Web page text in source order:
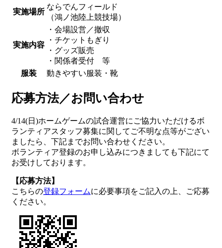
実施場所
ならでんフィールド
（鴻ノ池陸上競技場）
実施内容
・会場設営／撤収
・チケットもぎり
・グッズ販売
・関係者受付 等
服装
動きやすい服装・靴
応募方法／お問い合わせ
4/14(日)ホームゲームの試合運営にご協力いただけるボ
ランティアスタッフ募集に関してご不明な点等がござい
ましたら、下記までお問い合わせください。
ボランティア登録のお申し込みにつきましても下記にて
お受けしております。
【応募方法】
こちらの登録フォームに必要事項をご記入の上、ご応募
ください。